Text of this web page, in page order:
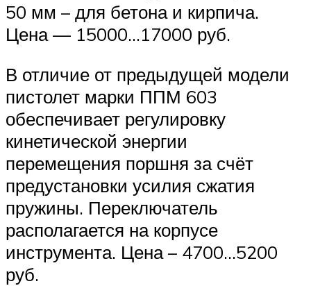
50 мм – для бетона и кирпича.
Цена — 15000…17000 руб.
В отличие от предыдущей модели
пистолет марки ППМ 603
обеспечивает регулировку
кинетической энергии
перемещения поршня за счёт
предустановки усилия сжатия
пружины. Переключатель
располагается на корпусе
инструмента. Цена – 4700…5200
руб.